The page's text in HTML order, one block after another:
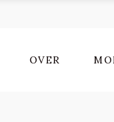
OVER